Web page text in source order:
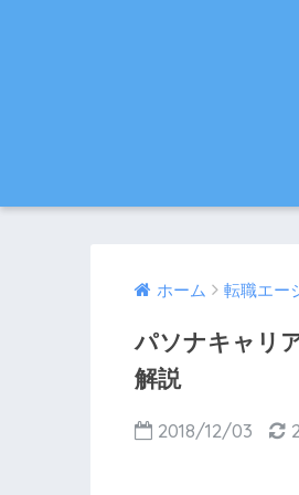
ホーム 転職エー
パソナキャリ
解説
2018/12/03